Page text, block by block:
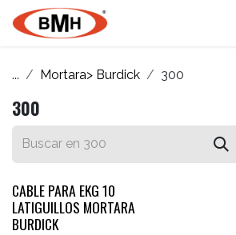
Ir al contenido
... Mortara> Burdick 300
300
CABLE PARA EKG 10
LATIGUILLOS MORTARA
BURDICK